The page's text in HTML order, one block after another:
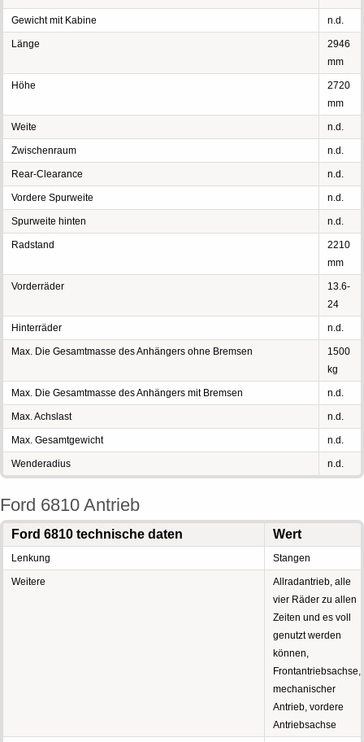
Gewicht mit Kabine n.d.
Länge
2946
mm
Höhe
2720
mm
Weite n.d.
Zwischenraum n.d.
Rear-Clearance n.d.
Vordere Spurweite n.d.
Spurweite hinten n.d.
Radstand
2210
mm
Vorderräder
13.6-
24
Hinterräder n.d.
Max. Die Gesamtmasse des Anhängers ohne Bremsen
1500
kg
Max. Die Gesamtmasse des Anhängers mit Bremsen n.d.
Max. Achslast n.d.
Max. Gesamtgewicht n.d.
Wenderadius n.d.
Ford 6810 Antrieb
Ford 6810 technische daten Wert
Lenkung Stangen
Weitere
Allradantrieb, alle
vier Räder zu allen
Zeiten und es voll
genutzt werden
können,
Frontantriebsachse,
mechanischer
Antrieb, vordere
Antriebsachse